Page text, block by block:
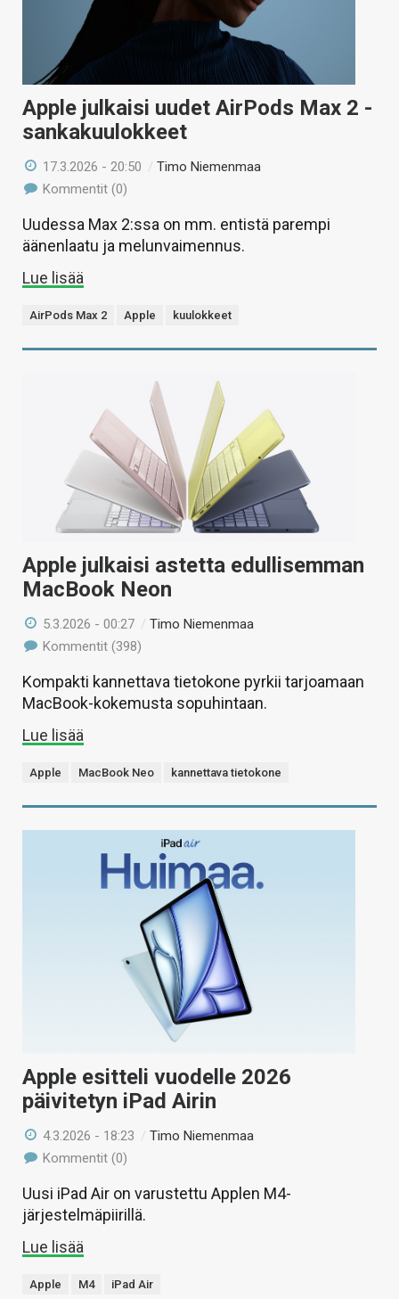
Apple julkaisi uudet AirPods Max 2 -
sankakuulokkeet
17.3.2026 - 20:50 /Timo Niemenmaa
Kommentit (0)
Uudessa Max 2:ssa on mm. entistä parempi
äänenlaatu ja melunvaimennus.
Lue lisää
AirPods Max 2 Apple kuulokkeet
Apple julkaisi astetta edullisemman
MacBook Neon
5.3.2026 - 00:27 /Timo Niemenmaa
Kommentit (398)
Kompakti kannettava tietokone pyrkii tarjoamaan
MacBook-kokemusta sopuhintaan.
Lue lisää
Apple MacBook Neo kannettava tietokone
Apple esitteli vuodelle 2026
päivitetyn iPad Airin
4.3.2026 - 18:23 /Timo Niemenmaa
Kommentit (0)
Uusi iPad Air on varustettu Applen M4-
järjestelmäpiirillä.
Lue lisää
Apple M4 iPad Air